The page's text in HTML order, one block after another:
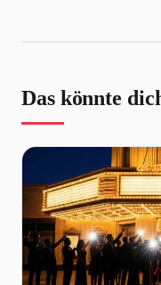
Das könnte